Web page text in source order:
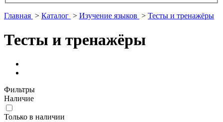
Главная > Каталог > Изучение языков > Тесты и тренажёры
Тесты и тренажёры
Фильтры
Наличие
Только в наличии